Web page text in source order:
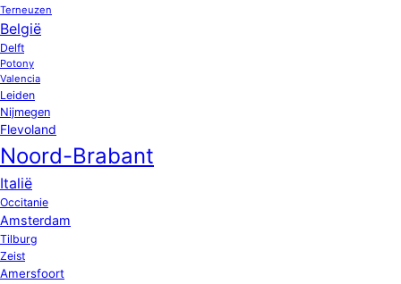
Terneuzen
België
Delft
Potony
Valencia
Leiden
Nijmegen
Flevoland
Noord-Brabant
Italië
Occitanie
Amsterdam
Tilburg
Zeist
Amersfoort